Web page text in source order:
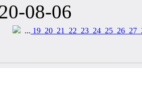
08-06
... 19 20 21 22 23 24 25 26 27